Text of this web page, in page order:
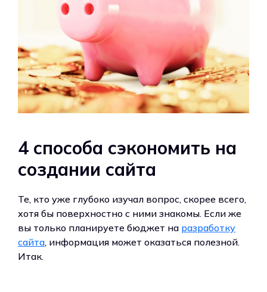
4 способа сэкономить на
создании сайта
Те, кто уже глубоко изучал вопрос, скорее всего,
хотя бы поверхностно с ними знакомы. Если же
вы только планируете бюджет на разработку
сайта, информация может оказаться полезной.
Итак.